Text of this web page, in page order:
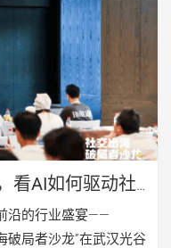
看AI如何驱动社
沿的行业盛宴——
破局者沙龙”在武汉光谷